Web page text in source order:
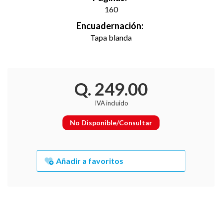
160
Encuadernación:
Tapa blanda
Q. 249.00
IVA incluido
No Disponible/Consultar
Añadir a favoritos